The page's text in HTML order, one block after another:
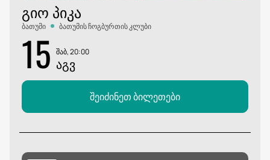
ᲒᲘᲝ ᲞᲘᲙᲐ
ბათუმი ბათუმის ჩოგბურთის კლუბი
15 შაბ, 20:00
ᲐᲒᲕ
შეიძინეთ ბილეთები